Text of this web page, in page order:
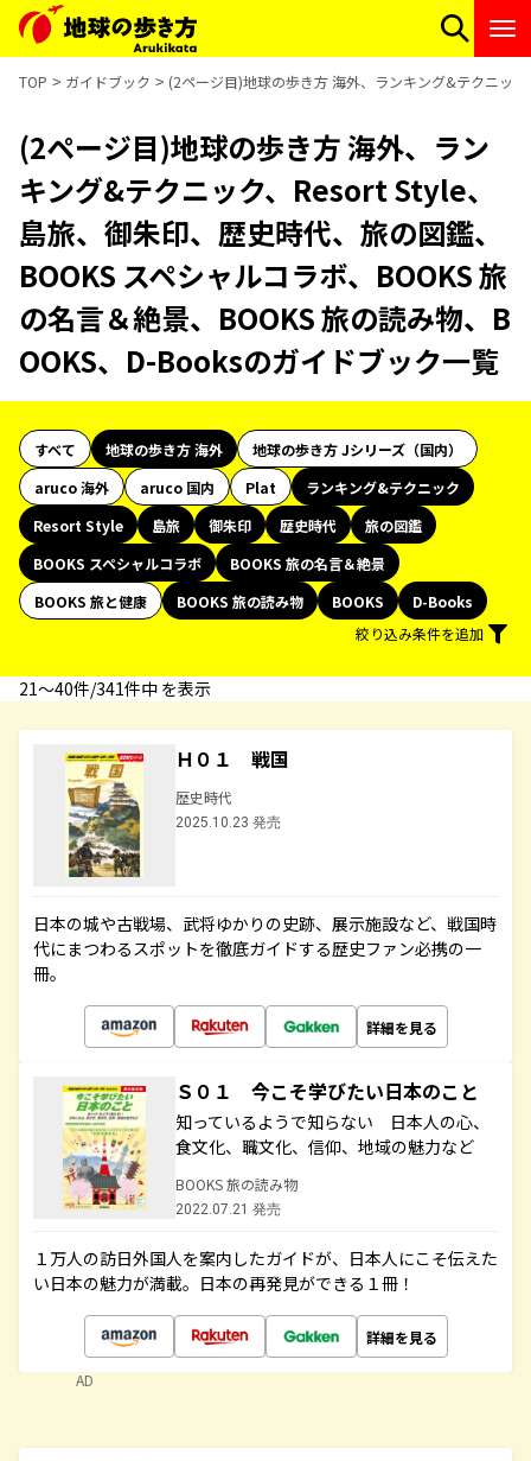
TOP ガイドブック (2ページ目)地球の歩き方 海外、ランキング&テクニッ
(2ページ目)地球の歩き方 海外、ラン
キング&テクニック、Resort Style、
島旅、御朱印、歴史時代、旅の図鑑、
BOOKS スペシャルコラボ、BOOKS 旅
の名言＆絶景、BOOKS 旅の読み物、B
OOKS、D-Booksのガイドブック一覧
すべて 地球の歩き方 海外
地球の歩き方 Jシリーズ（国内）
aruco 海外
aruco 国内 Plat
ランキング&テクニック
Resort Style
島旅 御朱印 歴史時代
旅の図鑑
BOOKS スペシャルコラボ
BOOKS 旅の名言＆絶景
BOOKS 旅と健康
BOOKS 旅の読み物 BOOKS
D-Books
絞り込み条件を追加
21〜40件/341件中 を表示
Ｈ０１ 戦国
歴史時代
2025.10.23 発売
日本の城や古戦場、武将ゆかりの史跡、展示施設など、戦国時
代にまつわるスポットを徹底ガイドする歴史ファン必携の一
冊。
詳細を見る
Ｓ０１ 今こそ学びたい日本のこと
知っているようで知らない 日本人の心、
食文化、職文化、信仰、地域の魅力など
BOOKS 旅の読み物
2022.07.21 発売
１万人の訪日外国人を案内したガイドが、日本人にこそ伝えた
い日本の魅力が満載。日本の再発見ができる１冊！
詳細を見る
AD